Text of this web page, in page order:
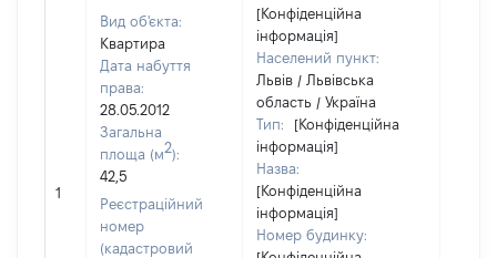
1
Вид об'єкта:
Квартира
Дата набуття
права:
28.05.2012
Загальна
площа (м2):
42,5
Реєстраційний
номер
(кадастровий
[Конфіденційна
інформація]
Населений пункт:
Львів / Львівська
область / Україна
Тип:
[Конфіденційна
інформація]
Назва:
[Конфіденційна
інформація]
Номер будинку: